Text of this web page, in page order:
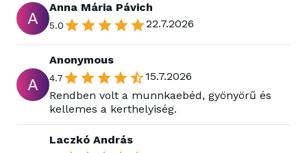
A
Anna Mária Pávich
5.0 22.7.2026
A
Anonymous
4.7
15.7.2026
Rendben volt a munnkaebéd, gyönyörű és
kellemes a kerthelyiség.
Laczkó András